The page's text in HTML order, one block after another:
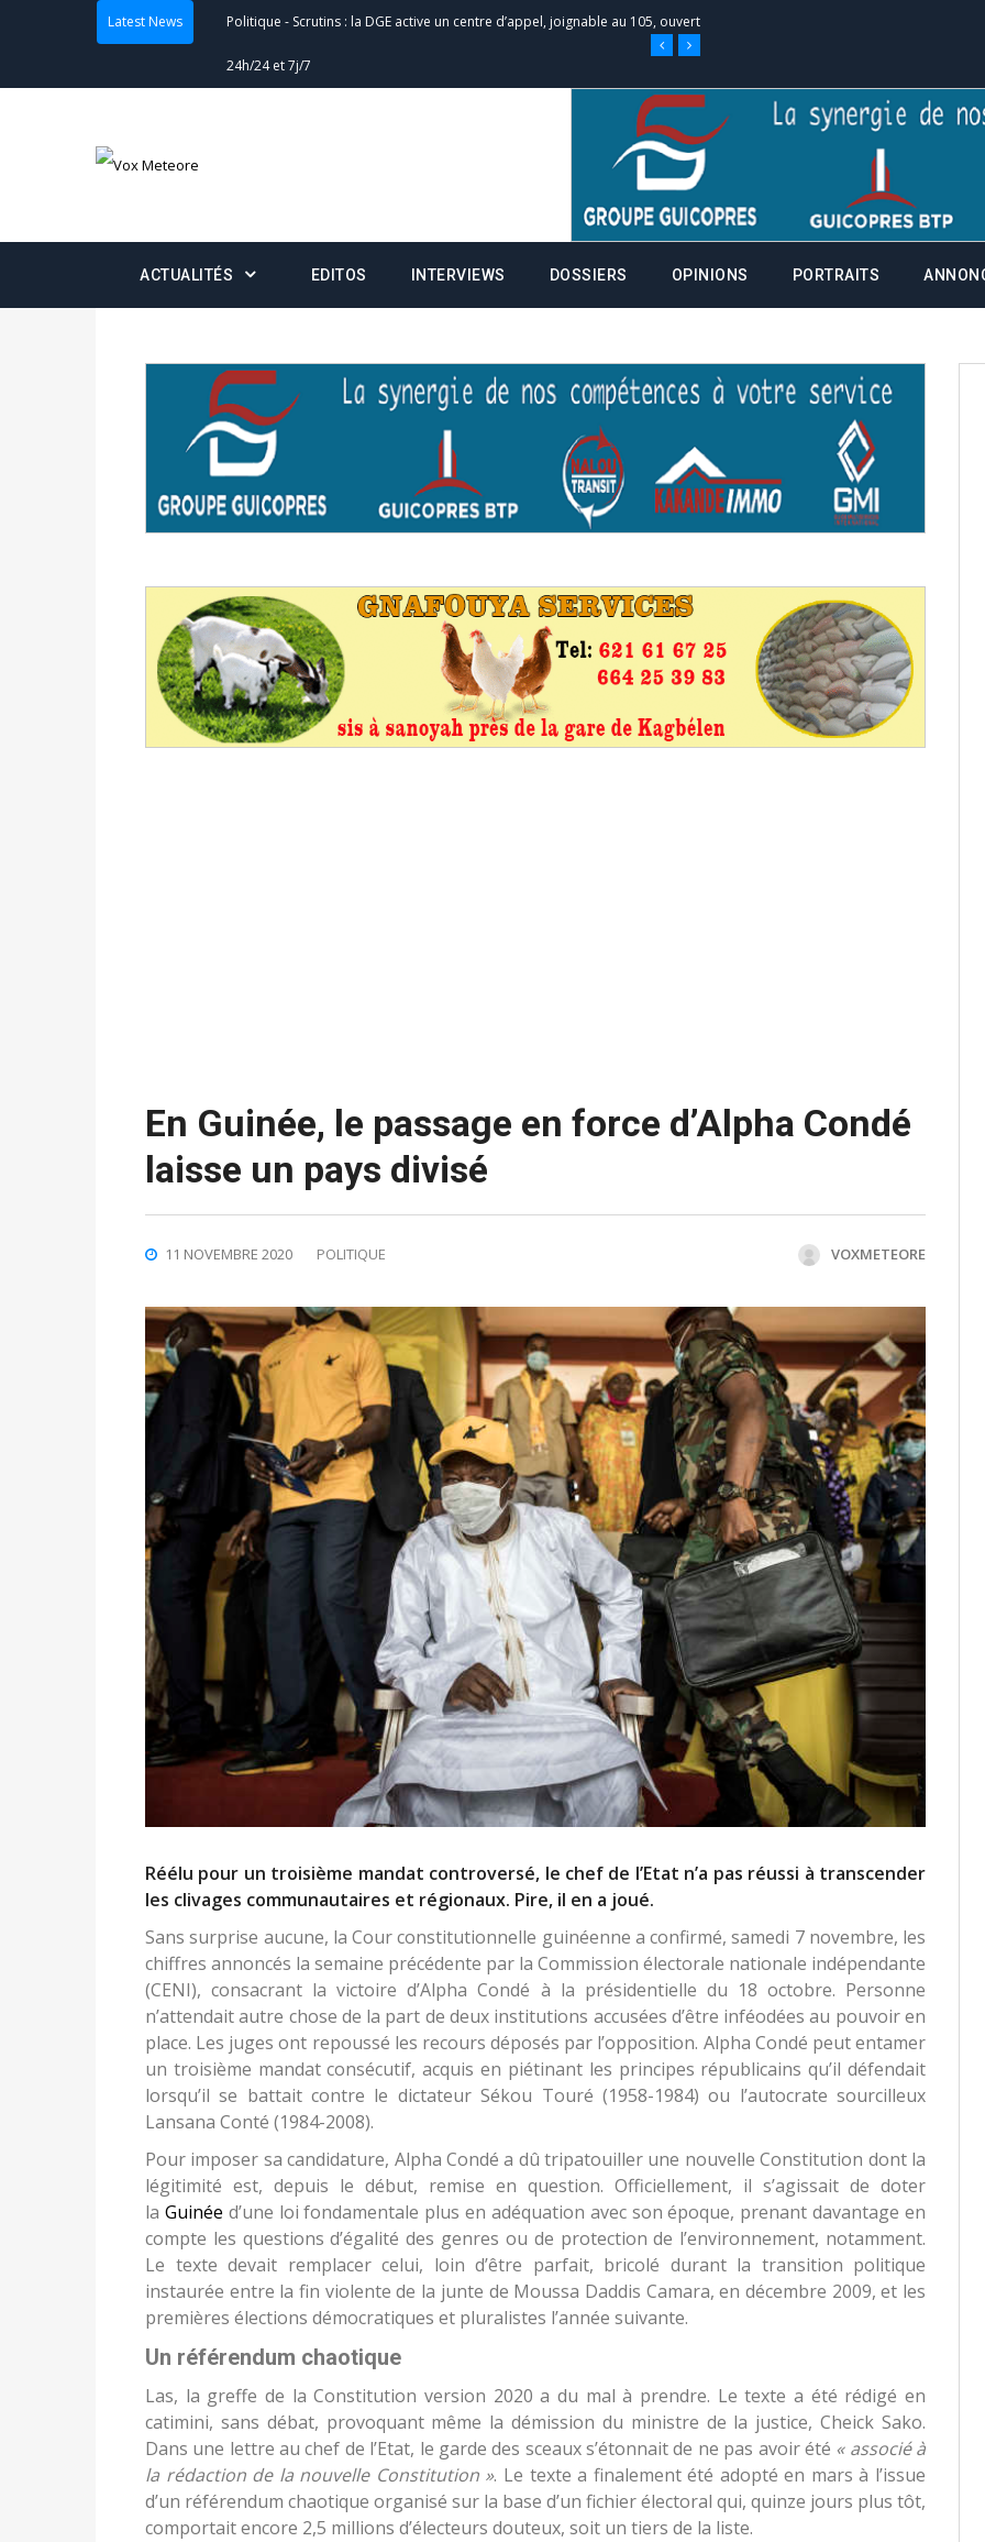
Latest News
Double scrutin du 31 mai : fin des campagnes ce jeudi 28 mai à
Communiqué relatif à la délivrance de la fiche de procuration
Convocation des membres des Commissions Administratives de
Centralisation des Votes (CACV) à une prestation de serment et à une
formation
des votes) avant le 16 mai à 16h
Politique -Double scrutin du 31 mai : retrait des cartes d’électeurs possible
du 16 au 31 mai 2026
Politique-Délégués de bureaux de vote : vos informations à transmettre
avant le 16 mai 2026 à 16h
statistiques des législatives et communales : ce 4 juin à 18h
Politique-Suite de la publication des résultats partiels des élections de mai
ce 03 juin à 14h
ACTUALITÉS EDITOS INTERVIEWS DOSSIERS OPINIONS PORTRAITS
En Guinée, le passage en force d’Alpha Condé
laisse un pays divisé
11 NOVEMBRE 2020 POLITIQUE VOXMETEORE
Réélu pour un troisième mandat controversé, le chef de l’Etat n’a pas réussi à transcender
les clivages communautaires et régionaux. Pire, il en a joué.
Sans surprise aucune, la Cour constitutionnelle guinéenne a confirmé, samedi 7 novembre, les
chiffres annoncés la semaine précédente par la Commission électorale nationale indépendante
(CENI), consacrant la victoire d’Alpha Condé à la présidentielle du 18 octobre. Personne
n’attendait autre chose de la part de deux institutions accusées d’être inféodées au pouvoir en
place. Les juges ont repoussé les recours déposés par l’opposition. Alpha Condé peut entamer
un troisième mandat consécutif, acquis en piétinant les principes républicains qu’il défendait
lorsqu’il se battait contre le dictateur Sékou Touré (1958-1984) ou l’autocrate sourcilleux
Lansana Conté (1984-2008).
Pour imposer sa candidature, Alpha Condé a dû tripatouiller une nouvelle Constitution dont la
légitimité est, depuis le début, remise en question. Officiellement, il s’agissait de doter
la Guinée d’une loi fondamentale plus en adéquation avec son époque, prenant davantage en
compte les questions d’égalité des genres ou de protection de l’environnement, notamment.
Le texte devait remplacer celui, loin d’être parfait, bricolé durant la transition politique
instaurée entre la fin violente de la junte de Moussa Daddis Camara, en décembre 2009, et les
premières élections démocratiques et pluralistes l’année suivante.
Un référendum chaotique
Las, la greffe de la Constitution version 2020 a du mal à prendre. Le texte a été rédigé en
catimini, sans débat, provoquant même la démission du ministre de la justice, Cheick Sako.
Dans une lettre au chef de l’Etat, le garde des sceaux s’étonnait de ne pas avoir été « associé à
la rédaction de la nouvelle Constitution ». Le texte a finalement été adopté en mars à l’issue
d’un référendum chaotique organisé sur la base d’un fichier électoral qui, quinze jours plus tôt,
comportait encore 2,5 millions d’électeurs douteux, soit un tiers de la liste.